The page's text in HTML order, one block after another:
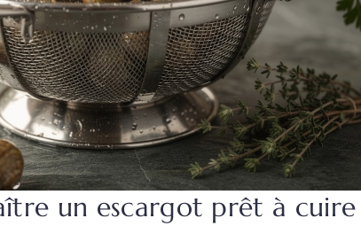
un escargot prêt à cuire